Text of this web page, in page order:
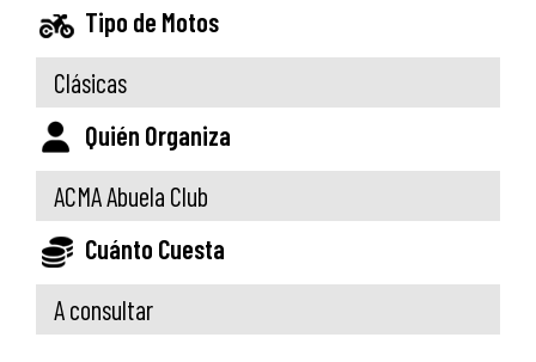
Tipo de Motos
Clásicas
Quién Organiza
ACMA Abuela Club
Cuánto Cuesta
A consultar